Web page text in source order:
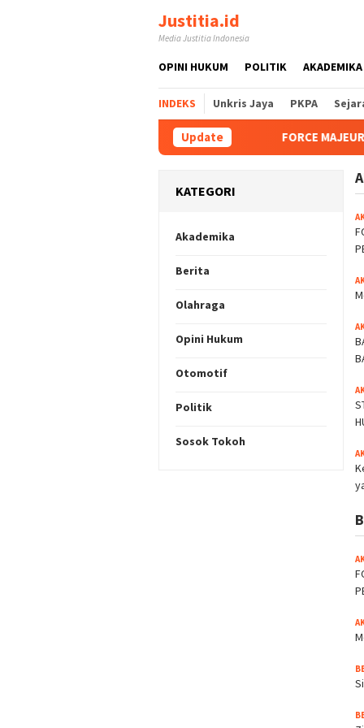
Justitia.id
Media Justitia Indonesia
OPINI HUKUM POLITIK AKADEMIKA
INDEKS Unkris Jaya PKPA
UpdateFORCE MAJEUR TIDAK
KATEGORI
Akademika
Berita
Olahraga
Opini Hukum
Otomotif
Politik
Sosok Tokoh